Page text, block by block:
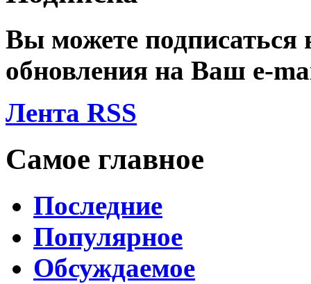
Вы можете подписаться
обновления на Ваш e-
Лента RSS
Самое главное
Последние
Популярное
Обсуждаемое